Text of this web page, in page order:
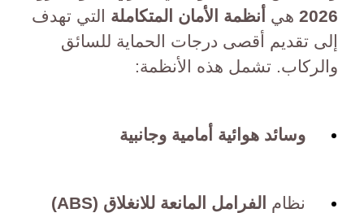
2026هي أنظمة الأمان المتكاملة التي تهدف
إلى تقديم أقصى درجات الحماية للسائق
والركاب. تشمل هذه الأنظمة:
وسائد هوائية أمامية وجانبية
نظام الفرامل المانعة للانغلاق (ABS)